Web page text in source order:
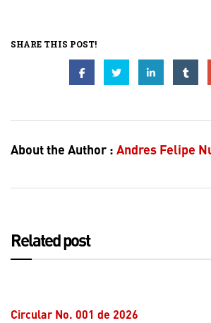
SHARE THIS POST!
About the Author : Andres Felipe
Related post
Circular No. 001 de 2026